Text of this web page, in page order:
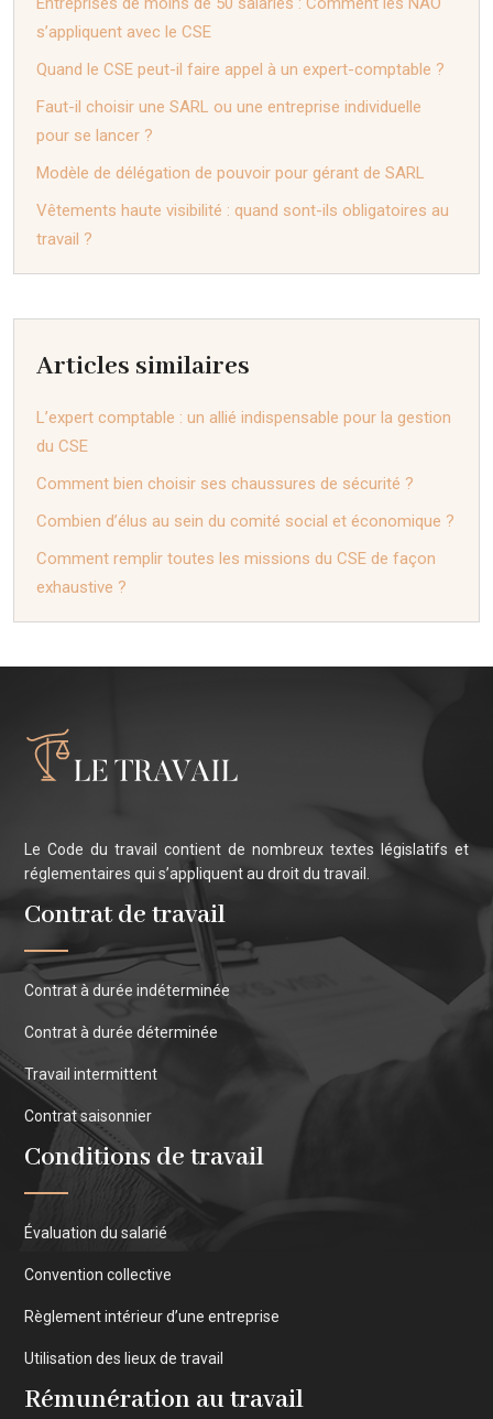
s’appliquent avec le CSE
Quand le CSE peut-il faire appel à un expert-comptable ?
Faut-il choisir une SARL ou une entreprise individuelle
pour se lancer ?
Modèle de délégation de pouvoir pour gérant de SARL
Vêtements haute visibilité : quand sont-ils obligatoires au
travail ?
Articles similaires
L’expert comptable : un allié indispensable pour la gestion
du CSE
Comment bien choisir ses chaussures de sécurité ?
Combien d’élus au sein du comité social et économique ?
Comment remplir toutes les missions du CSE de façon
exhaustive ?
Le Code du travail contient de nombreux textes législatifs et
réglementaires qui s’appliquent au droit du travail.
Contrat de travail
Contrat à durée indéterminée
Contrat à durée déterminée
Travail intermittent
Contrat saisonnier
Conditions de travail
Évaluation du salarié
Convention collective
Règlement intérieur d’une entreprise
Utilisation des lieux de travail
Rémunération au travail